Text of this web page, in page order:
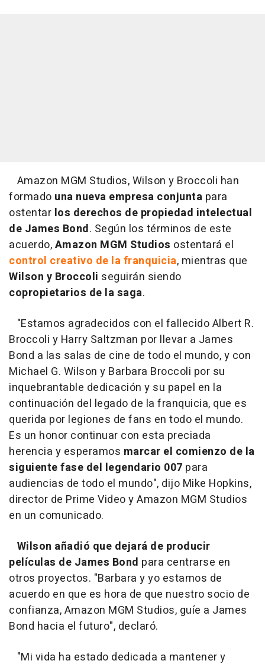
Amazon MGM Studios, Wilson y Broccoli han
formado una nueva empresa conjunta para
ostentar los derechos de propiedad intelectual
de James Bond. Según los términos de este
acuerdo,Amazon MGM Studios ostentará el
control creativo de la franquicia, mientras que
Wilson y Broccoli seguirán siendo
copropietarios de la saga.
"Estamos agradecidos con el fallecido Albert R.
Broccoli y Harry Saltzman por llevar a James
Bond a las salas de cine de todo el mundo, y con
Michael G. Wilson y Barbara Broccoli por su
inquebrantable dedicación y su papel en la
continuación del legado de la franquicia, que es
querida por legiones de fans en todo el mundo.
Es un honor continuar con esta preciada
herencia y esperamos marcar el comienzo de la
siguiente fase del legendario 007 para
audiencias de todo el mundo", dijo Mike Hopkins,
director de Prime Video y Amazon MGM Studios
en un comunicado.
Wilson añadió que dejará de producir
películas de James Bond para centrarse en
otros proyectos. "Barbara y yo estamos de
acuerdo en que es hora de que nuestro socio de
confianza, Amazon MGM Studios, guíe a James
Bond hacia el futuro", declaró.
"Mi vida ha estado dedicada a mantener y